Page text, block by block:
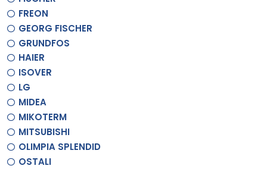
FREON
GEORG FISCHER
GRUNDFOS
HAIER
ISOVER
LG
MIDEA
MIKOTERM
MITSUBISHI
OLIMPIA SPLENDID
OSTALI